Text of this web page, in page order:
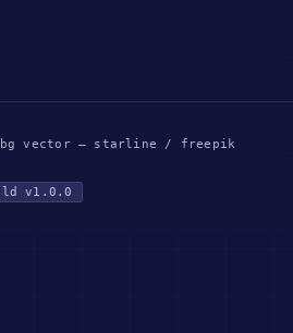
bg vector — starline / freepik
v1.0.0